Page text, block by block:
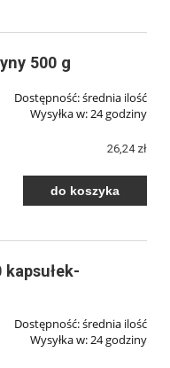
500 g
Dostępność:średnia ilość
Wysyłka w:24 godziny
26,24 zł
do koszyka
Dostępność:średnia ilość
Wysyłka w: 24 godziny